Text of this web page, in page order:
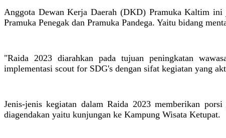
Anggota Dewan Kerja Daerah (DKD) Pramuka Kaltim ini
Pramuka Penegak dan Pramuka Pandega. Yaitu bidang
"Raida 2023 diarahkan pada tujuan peningkatan
implementasi scout for SDG's dengan sifat kegiatan yang
Jenis-jenis kegiatan dalam Raida 2023 memberikan
diagendakan yaitu kunjungan ke Kampung Wisata Ketupat.